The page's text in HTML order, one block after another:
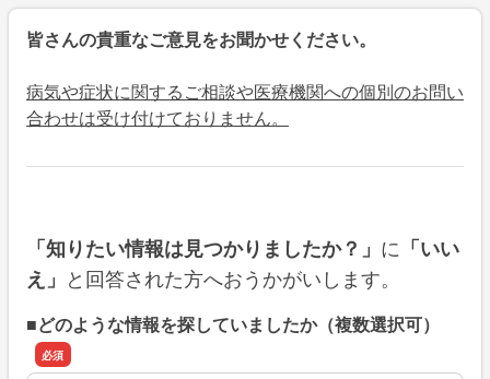
皆さんの貴重なご意見をお聞かせください。
病気や症状に関するご相談や医療機関への個別のお問い
合わせは受け付けておりません。
「知りたい情報は見つかりましたか？」 に 「いい
え」 と回答された方へおうかがいします。
■どのような情報を探していましたか（複数選択可）